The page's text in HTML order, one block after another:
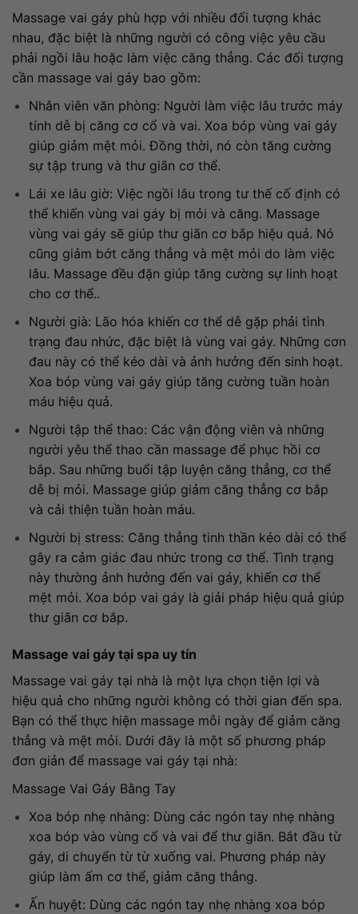
Massage vai gáy phù hợp với nhiều đối tượng khác
nhau, đặc biệt là những người có công việc yêu cầu
phải ngồi lâu hoặc làm việc căng thẳng. Các đối tượng
cần massage vai gáy bao gồm:
Nhân viên văn phòng: Người làm việc lâu trước máy
tính dễ bị căng cơ cổ và vai. Xoa bóp vùng vai gáy
giúp giảm mệt mỏi. Đồng thời, nó còn tăng cường
sự tập trung và thư giãn cơ thể.
Lái xe lâu giờ: Việc ngồi lâu trong tư thế cố định có
thể khiến vùng vai gáy bị mỏi và căng. Massage
vùng vai gáy sẽ giúp thư giãn cơ bắp hiệu quả. Nó
cũng giảm bớt căng thẳng và mệt mỏi do làm việc
lâu. Massage đều đặn giúp tăng cường sự linh hoạt
cho cơ thể..
Người già: Lão hóa khiến cơ thể dễ gặp phải tình
trạng đau nhức, đặc biệt là vùng vai gáy. Những cơn
đau này có thể kéo dài và ảnh hưởng đến sinh hoạt.
Xoa bóp vùng vai gáy giúp tăng cường tuần hoàn
máu hiệu quả.
Người tập thể thao: Các vận động viên và những
người yêu thể thao cần massage để phục hồi cơ
bắp. Sau những buổi tập luyện căng thẳng, cơ thể
dễ bị mỏi. Massage giúp giảm căng thẳng cơ bắp
và cải thiện tuần hoàn máu.
Người bị stress: Căng thẳng tinh thần kéo dài có thể
gây ra cảm giác đau nhức trong cơ thể. Tình trạng
này thường ảnh hưởng đến vai gáy, khiến cơ thể
mệt mỏi. Xoa bóp vai gáy là giải pháp hiệu quả giúp
thư giãn cơ bắp.
Massage vai gáy tại spa uy tín
Massage vai gáy tại nhà là một lựa chọn tiện lợi và
hiệu quả cho những người không có thời gian đến spa.
Bạn có thể thực hiện massage mỗi ngày để giảm căng
thẳng và mệt mỏi. Dưới đây là một số phương pháp
đơn giản để massage vai gáy tại nhà:
Massage Vai Gáy Bằng Tay
Xoa bóp nhẹ nhàng: Dùng các ngón tay nhẹ nhàng
xoa bóp vào vùng cổ và vai để thư giãn. Bắt đầu từ
gáy, di chuyển từ từ xuống vai. Phương pháp này
giúp làm ấm cơ thể, giảm căng thẳng.
Ấn huyệt: Dùng các ngón tay nhẹ nhàng xoa bóp